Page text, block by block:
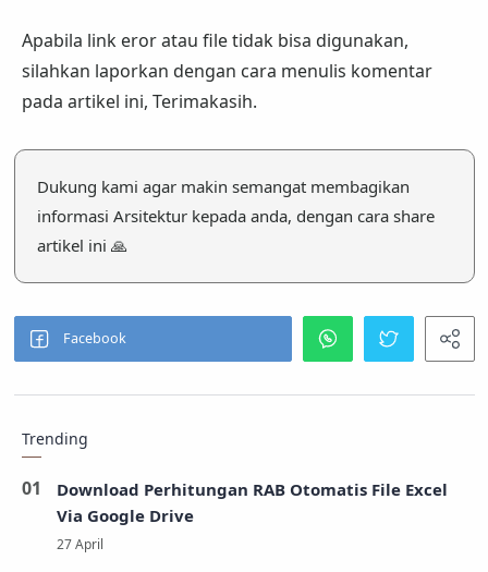
Apabila link eror atau file tidak bisa digunakan,
silahkan laporkan dengan cara menulis komentar
pada artikel ini, Terimakasih.
Dukung kami agar makin semangat membagikan
informasi Arsitektur kepada anda, dengan cara share
artikel ini 🙏
Trending
Download Perhitungan RAB Otomatis File Excel
Via Google Drive